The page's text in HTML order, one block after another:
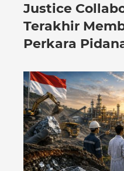
Justice
Terakhir
Perkara